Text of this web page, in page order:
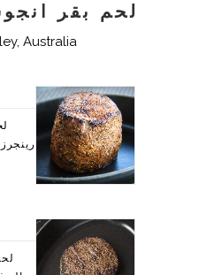
لحم بقر
Australia